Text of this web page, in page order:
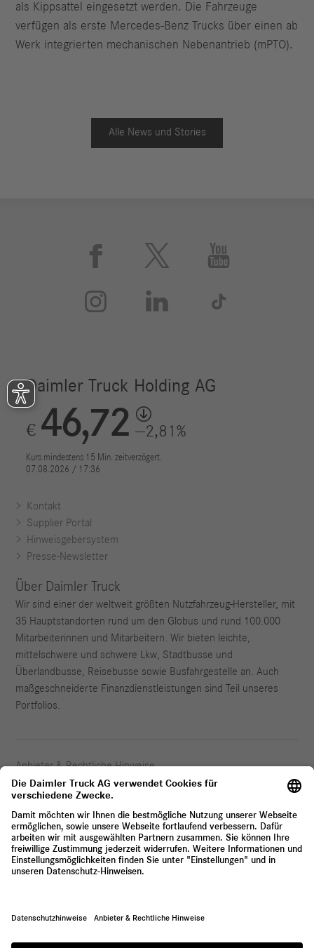
als Kippsattel eingesetzt werden. Die Fahrzeuge
verfügen als erste Mercedes-Benz Trucks über einen ab
Werk integrierten mechanischen Nebenantrieb (mPTO).
Alle News und Stories
 


 
Kontakt
Supplier Portal
Hinweisgebersystem
Presse-Newsletter
Über Daimler Truck
Wir sind einer der weltweit größten Nutzfahrzeug-Hersteller, mit
35 Hauptstandorten rund um den Globus und rund 100.000
Mitarbeiterinnen und Mitarbeitern. Wir bieten leichte,
mittelschwere und schwere Lkw, Stadtbusse und
Überlandbusse, Reisebusse sowie Busfahrgestelle an. Auch
maßgeschneiderte Finanzdienstleistungen sind Teil unseres
Portfolios.
Anbieter & Rechtliche Hinweise
Datenschutz